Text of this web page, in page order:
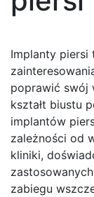
Implanty
poprawić swój
kształt biustu
implantów
zależności od
kliniki,
zabiegu